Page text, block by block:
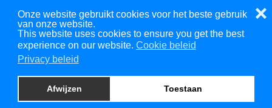
Onze website gebruikt cookies voor het beste gebruik
van onze website.
This website uses cookies to ensure you get the best
experience on our website. Cookie beleid
Privacy beleid
Afwijzen Toestaan
❌